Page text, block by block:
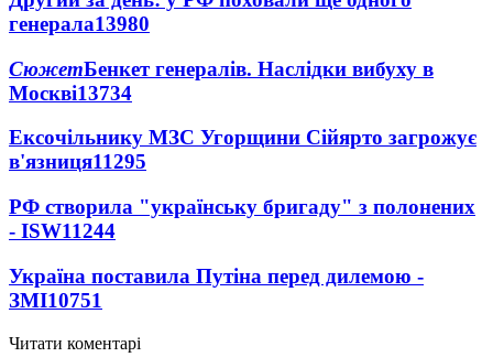
генерала13980
СюжетБенкет генералів. Наслідки вибуху в
Москві13734
Ексочільнику МЗС Угорщини Сійярто загрожує
в'язниця11295
РФ створила "українську бригаду" з полонених
- ISW11244
Україна поставила Путіна перед дилемою -
ЗМІ10751
Читати коментарі